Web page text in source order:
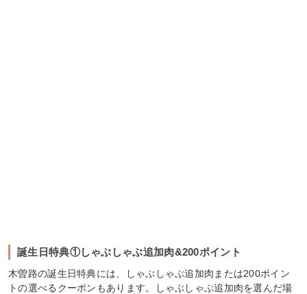
誕生日特典①しゃぶしゃぶ追加肉&200ポイント
木曽路の誕生日特典には、しゃぶしゃぶ追加肉または200ポイン
トの選べるクーポンもあります。しゃぶしゃぶ追加肉を選んだ場